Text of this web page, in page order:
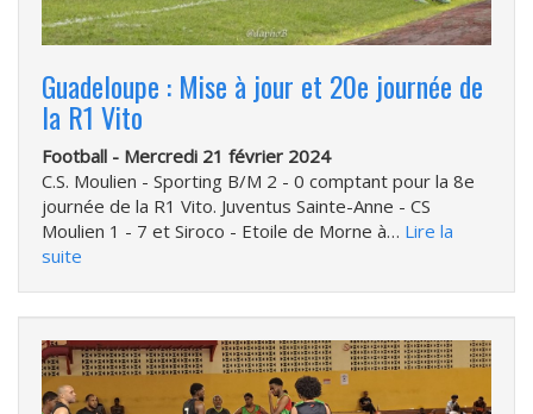
Guadeloupe : Mise à jour et 20e journée de
la R1 Vito
Football - Mercredi 21 février 2024
C.S. Moulien - Sporting B/M 2 - 0 comptant pour la 8e
journée de la R1 Vito. Juventus Sainte-Anne - CS
Moulien 1 - 7 et Siroco - Etoile de Morne à… Lire la
suite